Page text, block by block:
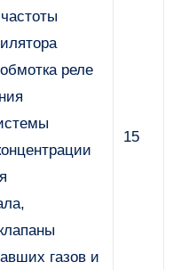
реле
газов и
15